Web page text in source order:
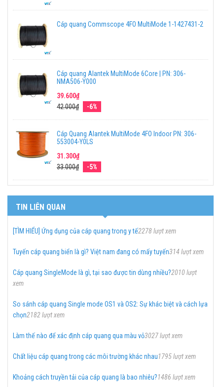
Cáp quang Commscope 4FO MultiMode 1-1427431-2
Cáp quang Alantek MultiMode 6Core | PN: 306-
NMA506-Y000
39.600₫
42.000₫
-6%
Cáp Quang Alantek MultiMode 4FO Indoor PN: 306-
553004-Y0LS
31.300₫
33.000₫
-5%
TIN LIÊN QUAN
[TÌM HIỂU] Ứng dụng của cáp quang trong y tế2278 lượt xem
Tuyến cáp quang biển là gì? Việt nam đang có mấy tuyến314 lượt xem
Cáp quang SingleMode là gì, tại sao được tin dùng nhiều?2010 lượt
xem
So sánh cáp quang Single mode OS1 và OS2: Sự khác biệt và cách lựa
chọn2182 lượt xem
Làm thế nào để xác định cáp quang qua màu vỏ3027 lượt xem
Chất liệu cáp quang trong các môi trường khác nhau1795 lượt xem
Khoảng cách truyền tải của cáp quang là bao nhiêu?1486 lượt xem